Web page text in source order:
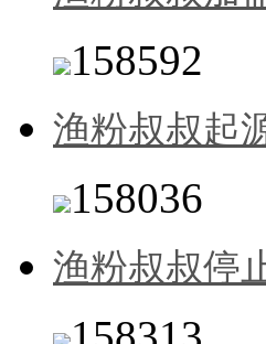
158592
渔粉叔叔起
158036
渔粉叔叔停